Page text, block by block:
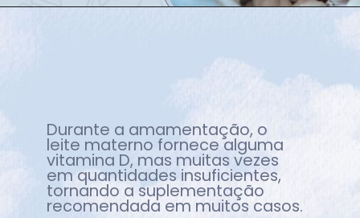
Durante a amamentação, o
leite materno fornece alguma
vitamina D, mas muitas vezes
em quantidades insuficientes,
tornando a suplementação
recomendada em muitos casos.